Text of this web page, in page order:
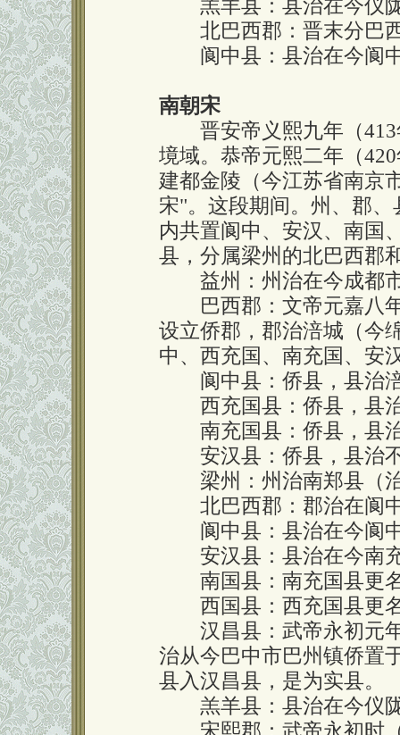
羔羊县：县治在今仪
北巴西郡：晋末分巴西
阆中县：县治在今阆
南朝宋
晋安帝义熙九年（413
境域。恭帝元熙二年（
建都金陵（今江苏省南京
宋"。这段期间。州、郡
内共置阆中、安汉、南国
县，分属梁州的北巴西郡
益州：州治在今成都
巴西郡：文帝元嘉八年
设立侨郡，郡治涪城（今
中、西充国、南充国、安
阆中县：侨县，县治
西充国县：侨县，县
南充国县：侨县，县
安汉县：侨县，县治
梁州：州治南郑县（
北巴西郡：郡治在阆
阆中县：县治在今阆
安汉县：县治在今南充
南国县：南充国县更名
西国县：西充国县更名
汉昌县：武帝永初元年
治从今巴中市巴州镇侨置
县入汉昌县，是为实县。
羔羊县：县治在今仪